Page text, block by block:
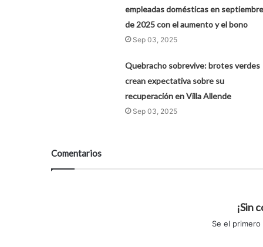
empleadas domésticas en septiembre
de 2025 con el aumento y el bono
Sep 03, 2025
Quebracho sobrevive: brotes verdes
crean expectativa sobre su
recuperación en Villa Allende
Sep 03, 2025
Comentarios
¡Sin
Se el